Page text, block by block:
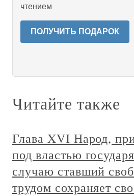
чтением
ПОЛУЧИТЬ ПОДАРОК
Читайте также
Глава XVI Народ,
под властью
случаю ставший
трудом сохраняет